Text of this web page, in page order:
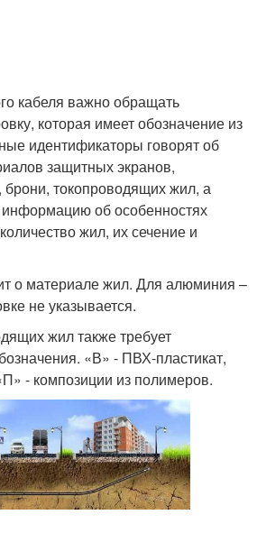
кабеля важно обращать
которая имеет обозначение из
идентификаторы говорят об
защитных экранов,
брони, токопроводящих жил, а
об особенностях
жил, их сечение и
о материале жил. Для алюминия –
не указывается.
жил также требует
«В» - ПВХ-пластикат,
- композиции из полимеров.